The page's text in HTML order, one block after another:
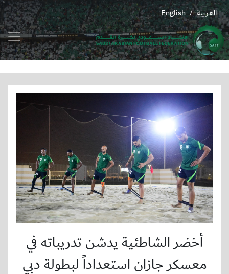
English / العربية
أخضر الشاطئية يدشن تدريباته في
معسكر جازان استعداداً لبطولة دبي